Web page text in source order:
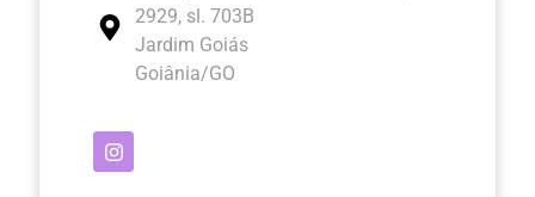
2929, sl. 703B
Jardim Goiás
Goiânia/GO